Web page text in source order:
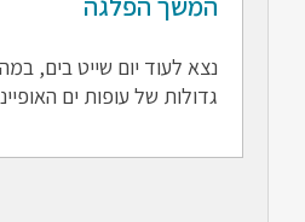
נצא לעוד יום שייט בים,
גדולות של עופות ים